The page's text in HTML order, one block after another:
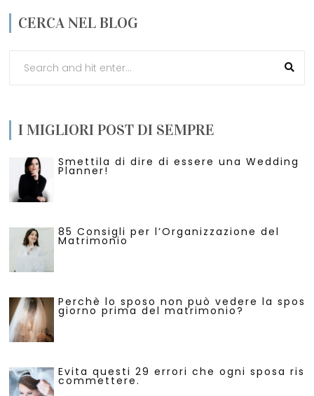
CERCA NEL BLOG
I MIGLIORI POST DI SEMPRE
Smettila di dire di essere una Wedding
Planner!
85 Consigli per l’Organizzazione del
Matrimonio
Perchè lo sposo non può vedere la
giorno prima del matrimonio?
Evita questi 29 errori che ogni sposa
commettere.